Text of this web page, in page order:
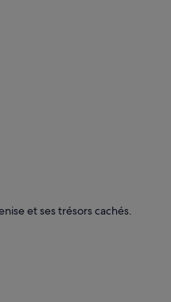
et ses trésors cachés.